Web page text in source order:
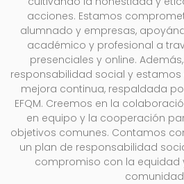
acciones. Estamos
alumnado y empresas,
académico y profesional a
presenciales y online.
responsabilidad social y
mejora continua, respaldada
EFQM. Creemos en la
en equipo y la cooperación
objetivos comunes. Contamos
un plan de responsabilidad
compromiso con la equidad